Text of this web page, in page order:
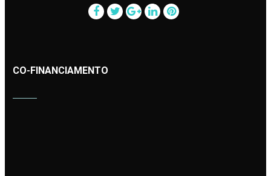
CO-FINANCIAMENTO